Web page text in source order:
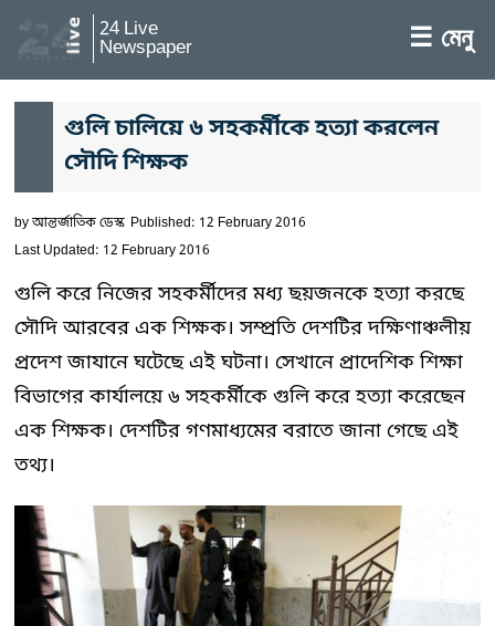
24 Live
Newspaper ☰ মেনু
গুলি চালিয়ে ৬ সহকর্মীকে হত্যা করলেন
সৌদি শিক্ষক
byআন্তর্জাতিক ডেস্ক Published: 12 February 2016
Last Updated: 12 February 2016
গুলি করে নিজের সহকর্মীদের মধ্য ছয়জনকে হত্যা করছে
সৌদি আরবের এক শিক্ষক। সম্প্রতি দেশটির দক্ষিণাঞ্চলীয়
প্রদেশ জাযানে ঘটেছে এই ঘটনা। সেখানে প্রাদেশিক শিক্ষা
বিভাগের কার্যালয়ে ৬ সহকর্মীকে গুলি করে হত্যা করেছেন
এক শিক্ষক। দেশটির গণমাধ্যমের বরাতে জানা গেছে এই
তথ্য।